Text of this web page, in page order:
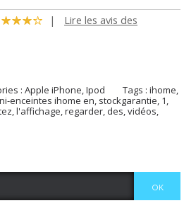
|
Lire les avis des
:Apple iPhone,Ipod Tags :ihome,
enceintes ihome en, stockgarantie, 1,
,l'affichage,regarder, des,vidéos,